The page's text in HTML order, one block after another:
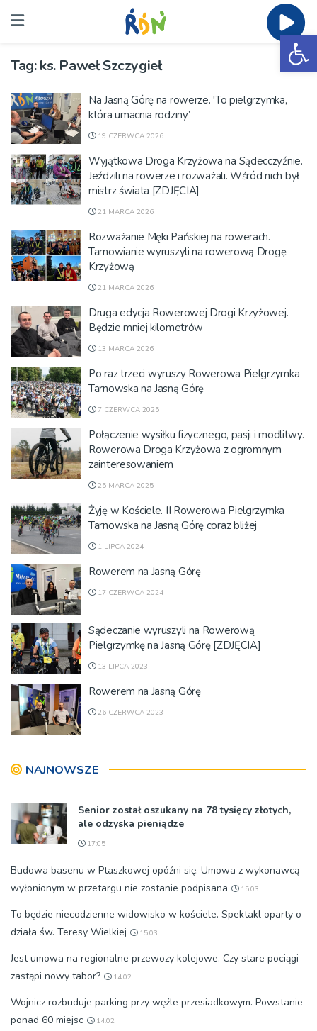
Tag:ks. Paweł Szczygieł
Na Jasną Górę na rowerze. 'To pielgrzymka,
która umacnia rodziny’
19 CZERWCA 2026
Wyjątkowa Droga Krzyżowa na Sądecczyźnie.
Jeździli na rowerze i rozważali. Wśród nich był
mistrz świata [ZDJĘCIA]
21 MARCA 2026
Rozważanie Męki Pańskiej na rowerach.
Tarnowianie wyruszyli na rowerową Drogę
Krzyżową
21 MARCA 2026
Druga edycja Rowerowej Drogi Krzyżowej.
Będzie mniej kilometrów
13 MARCA 2026
Po raz trzeci wyruszy Rowerowa Pielgrzymka
Tarnowska na Jasną Górę
7 CZERWCA 2025
Połączenie wysiłku fizycznego, pasji i modlitwy.
Rowerowa Droga Krzyżowa z ogromnym
zainteresowaniem
25 MARCA 2025
Żyję w Kościele. II Rowerowa Pielgrzymka
Tarnowska na Jasną Górę coraz bliżej
1 LIPCA 2024
Rowerem na Jasną Górę
17 CZERWCA 2024
Sądeczanie wyruszyli na Rowerową
Pielgrzymkę na Jasną Górę [ZDJĘCIA]
13 LIPCA 2023
Rowerem na Jasną Górę
26 CZERWCA 2023
NAJNOWSZE
Senior został oszukany na 78 tysięcy złotych,
ale odzyska pieniądze
17:05
Budowa basenu w Ptaszkowej opóźni się. Umowa z wykonawcą
wyłonionym w przetargu nie zostanie podpisana
15:03
To będzie niecodzienne widowisko w kościele. Spektakl oparty o
działa św. Teresy Wielkiej
15:03
Jest umowa na regionalne przewozy kolejowe. Czy stare pociągi
zastąpi nowy tabor?
14:02
Wojnicz rozbuduje parking przy węźle przesiadkowym. Powstanie
ponad 60 miejsc
14:02